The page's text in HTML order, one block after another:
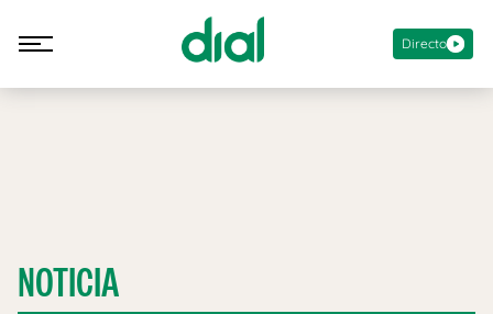
Directo
NOTICIA